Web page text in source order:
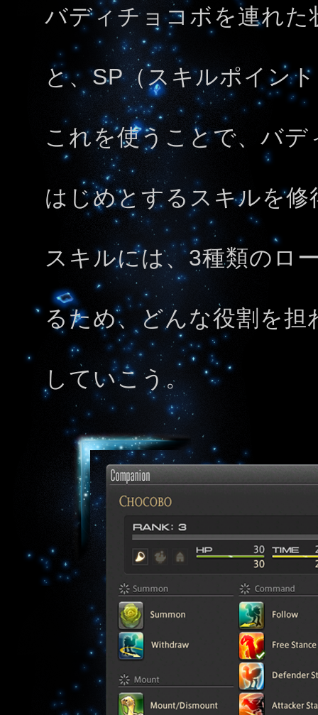
バディチョコボを連れ
と、SP（スキルポイン
これを使うことで、バ
はじめとするスキルを
スキルには、3種類のロ
るため、どんな役割を
していこう。